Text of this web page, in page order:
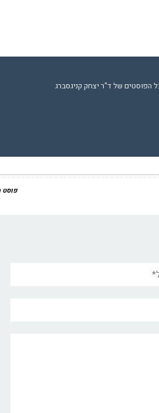
הפוסטים של ד"ר יצחק קניגסברג
פוסט